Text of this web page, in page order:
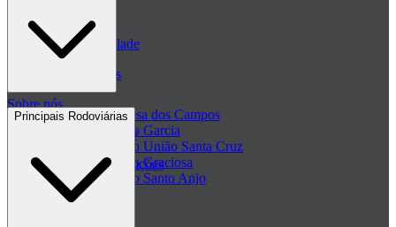
Políticas de Privacidade
Passagens de ônibus
Sobre nós
Central de ajuda - FAQ
Regulamento de Promoções
Clube de ofertas
Passagem Princesa dos Campos
Passagem Viação Garcia
Passagem Viação União Santa Cruz
Passagem Viação Graciosa
Passagem Viação Santo Anjo
+ Viações
Principais Rodoviárias